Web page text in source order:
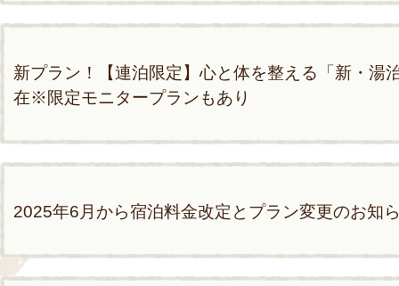
新プラン！【連泊限定】心と体を整える「新・湯
在※限定モニタープランもあり
2025年6月から宿泊料金改定とプラン変更のお知